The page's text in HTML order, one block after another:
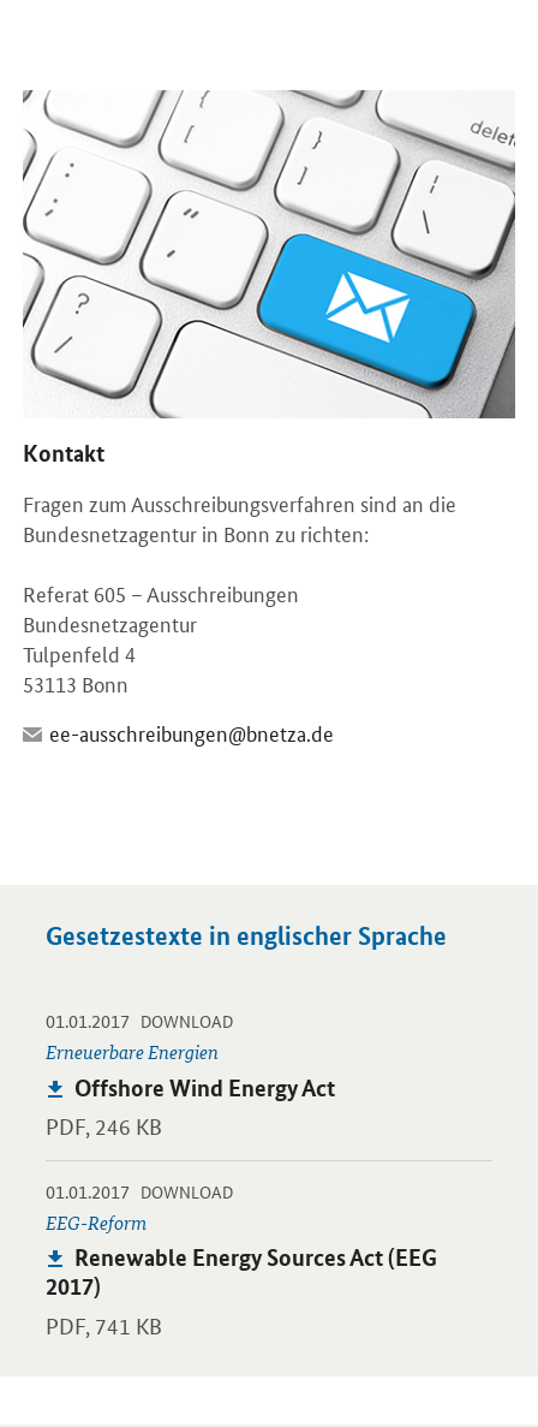
Kontakt
Fragen zum Ausschreibungsverfahren sind an die
Bundesnetzagentur in Bonn zu richten:
Referat 605 – Ausschreibungen
Bundesnetzagentur
Tulpenfeld 4
53113 Bonn
ee-ausschreibungen@bnetza.de
Gesetzestexte in englischer Sprache
01.01.2017 -
DOWNLOAD-
Erneuerbare Energien
Publikation:
Offshore Wind Energy Act
PDF, 246 KB
Öffnet PDF "Offshore Wind Energy Act" in neuem Fenster.
01.01.2017 -
DOWNLOAD-
EEG-Reform
Publikation:
Renewable Energy Sources Act (EEG
2017)
PDF, 741 KB
Öffnet PDF "Renewable Energy Sources Act (EEG 2017)" in